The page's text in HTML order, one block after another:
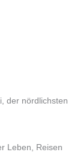
der nördlichsten
Leben, Reisen